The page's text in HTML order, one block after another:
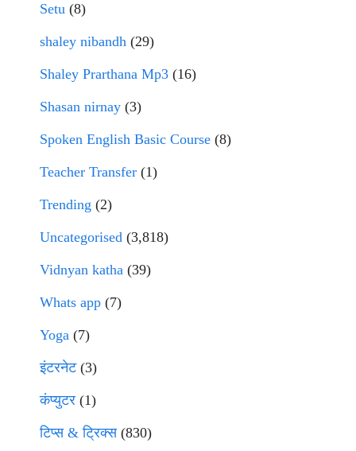
Setu (8)
shaley nibandh (29)
Shaley Prarthana Mp3 (16)
Shasan nirnay (3)
Spoken English Basic Course (8)
Teacher Transfer (1)
Trending (2)
Uncategorised (3,818)
Vidnyan katha (39)
Whats app (7)
Yoga (7)
इंटरनेट(3)
कंप्युटर (1)
टिप्स & ट्रिक्स(830)